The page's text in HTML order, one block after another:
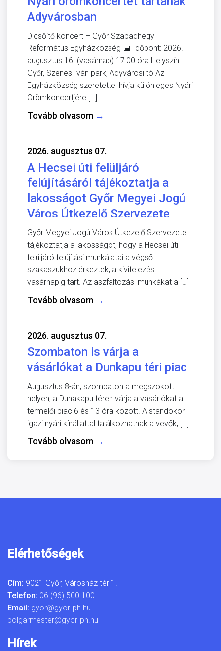
Adyvárosban
Dicsőítő koncert – Győr-Szabadhegyi
Református Egyházközség 📅 Időpont: 2026.
augusztus 16. (vasárnap) 17:00 óra Helyszín:
Győr, Szenes Iván park, Adyvárosi tó Az
Egyházközség szeretettel hívja különleges Nyári
Örömkoncertjére […]
Tovább olvasom →
2026. augusztus 07.
A Hecsei úti felüljáró
felújításáról tájékoztatja a
lakosságot Győr Megyei Jogú
Város Útkezelő Szervezete
Győr Megyei Jogú Város Útkezelő Szervezete
tájékoztatja a lakosságot, hogy a Hecsei úti
felüljáró felújítási munkálatai a végső
szakaszukhoz érkeztek, a kivitelezés
vasárnapig tart. Az aszfaltozási munkákat a […]
Tovább olvasom →
2026. augusztus 07.
Szombaton is várja a
vásárlókat a Dunkapu téri piac
Augusztus 8-án, szombaton a megszokott
helyen, a Dunakapu téren várja a vásárlókat a
termelői piac 6 és 13 óra között. A standokon
igazi nyári kínállattal találkozhatnak a vevők, […]
Tovább olvasom →
Elérhetőségek
Cím: 9021 Győr, Városház tér 1.
Telefon: 06 (96) 500 100
Email: gyor@gyor-ph.hu
polgarmester@gyor-ph.hu
Hírek